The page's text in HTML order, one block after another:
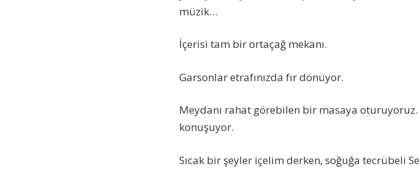
müzik…
İçerisi tam bir ortaçağ mekanı.
Garsonlar etrafınızda fır dönüyor.
Meydanı rahat görebilen bir masaya
konuşuyor.
Sıcak bir şeyler içelim derken, soğuğa tecrübeli